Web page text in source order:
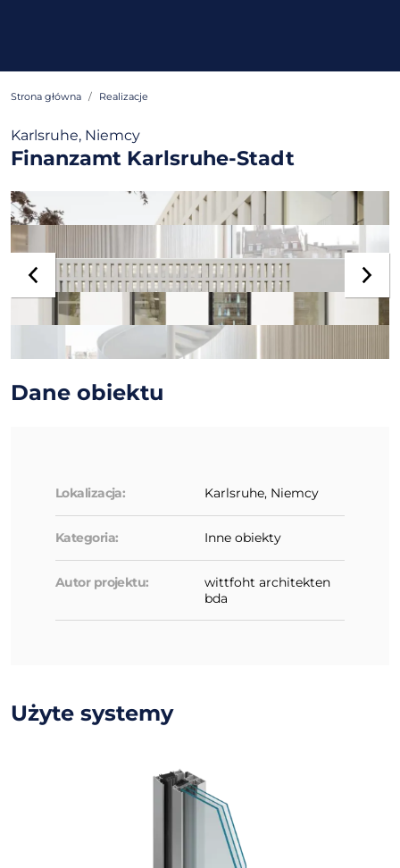
Strona główna Realizacje
Karlsruhe, Niemcy
Finanzamt Karlsruhe-Stadt
Dane obiektu
Lokalizacja: Karlsruhe, Niemcy
Kategoria: Inne obiekty
Autor projektu:
wittfoht architekten
bda
Użyte systemy